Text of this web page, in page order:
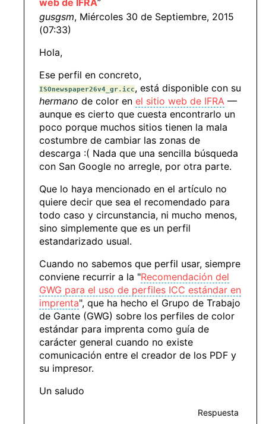
gusgsm, Miércoles 30 de Septiembre, 2015
(07:33)
Hola,
Ese perfil en concreto,
ISOnewspaper26v4_gr.icc, está disponible con su
hermano de color en el sitio web de IFRA —
aunque es cierto que cuesta encontrarlo un
poco porque muchos sitios tienen la mala
costumbre de cambiar las zonas de
descarga :( Nada que una sencilla búsqueda
con San Google no arregle, por otra parte.
Que lo haya mencionado en el artículo no
quiere decir que sea el recomendado para
todo caso y circunstancia, ni mucho menos,
sino simplemente que es un perfil
estandarizado usual.
Cuando no sabemos que perfil usar, siempre
conviene recurrir a la "Recomendación del
GWG para el uso de perfiles ICC estándar en
imprenta", que ha hecho el Grupo de Trabajo
de Gante (GWG) sobre los perfiles de color
estándar para imprenta como guía de
carácter general cuando no existe
comunicación entre el creador de los PDF y
su impresor.
Un saludo
Respuesta